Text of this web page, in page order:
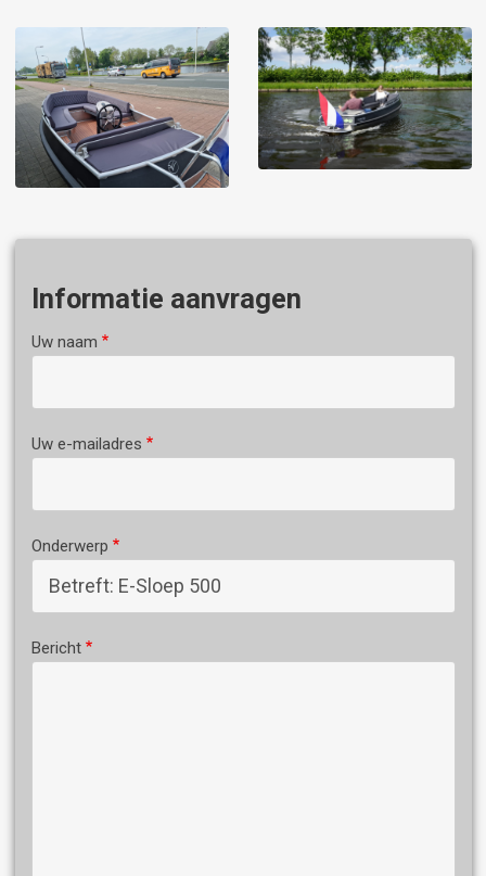
Image Image
Informatie aanvragen
Uw naam
Uw e-mailadres
Onderwerp
Bericht